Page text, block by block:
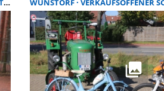
seiner guten Seite mit
Temperaturen und vor allem
WUNSTORF VERKAUFSOFFENER